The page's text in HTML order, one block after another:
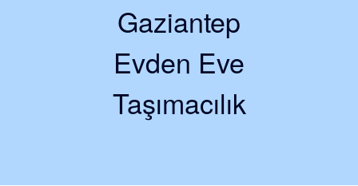
Gaziantep
Evden Eve
Taşımacılık